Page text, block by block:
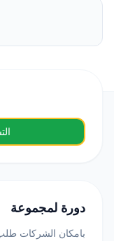
دورة لمجموعة
بامكان الشركات طلب